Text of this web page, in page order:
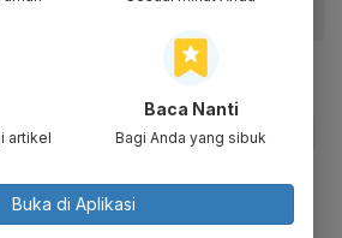
#Kejagung #Update Me
artikel
Baca Nanti
Bagi Anda yang sibuk
Buka di Aplikasi